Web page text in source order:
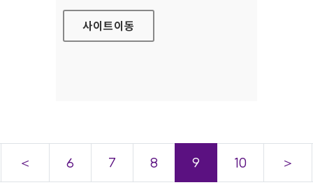
사이트이동
＜ 6 7 8 9 10 ＞